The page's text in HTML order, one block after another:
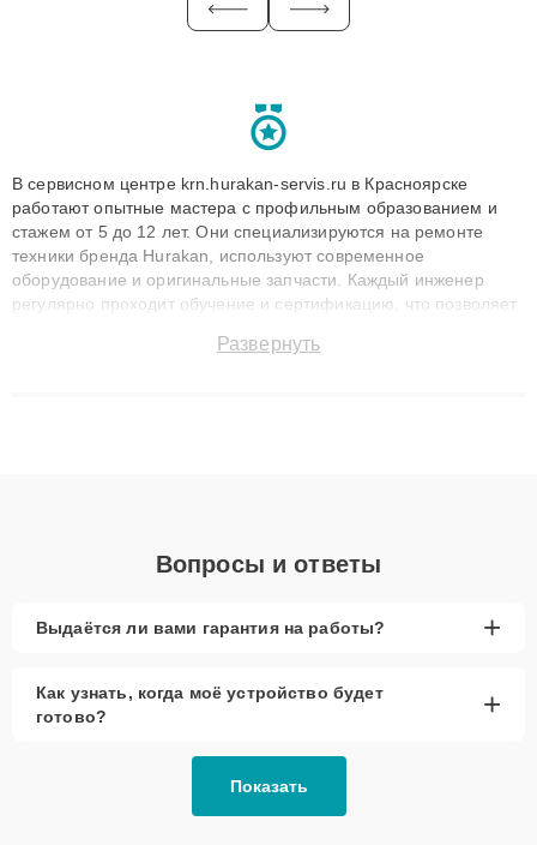
В сервисном центре krn.hurakan-servis.ru в Красноярске
работают опытные мастера с профильным образованием и
стажем от 5 до 12 лет. Они специализируются на ремонте
техники бренда Hurakan, используют современное
оборудование и оригинальные запчасти. Каждый инженер
регулярно проходит обучение и сертификацию, что позволяет
технику с сохранением гарантии до 3 лет. Наши мастера
Развернуть
Вопросы и ответы
Выдаётся ли вами гарантия на работы? +
Как узнать, когда моё устройство будет
готово?
+
Показать